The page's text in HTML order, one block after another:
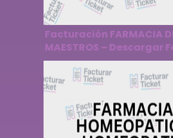
Facturación FARMACIA
MAESTROS – Descargar